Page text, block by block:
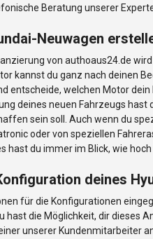
Beratung unserer
Neuwagen
von authoaus24.de
kannst du ganz nach deinen
entscheide, welchen Motor
deines neuen Fahrzeugs hast
sein soll. Auch wenn du
oder von speziellen
hast du immer im Blick, wie
deines
für die Konfigurationen
hast die Möglichkeit, dir dieses
unserer Kundenmitarbeiter